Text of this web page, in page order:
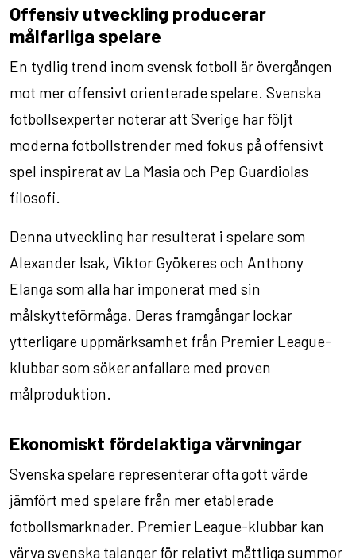
Offensiv utveckling producerar
målfarliga spelare
En tydlig trend inom svensk fotboll är övergången
mot mer offensivt orienterade spelare. Svenska
fotbollsexperter noterar att Sverige har följt
moderna fotbollstrender med fokus på offensivt
spel inspirerat av La Masia och Pep Guardiolas
filosofi.
Denna utveckling har resulterat i spelare som
Alexander Isak, Viktor Gyökeres och Anthony
Elanga som alla har imponerat med sin
målskytteförmåga. Deras framgångar lockar
ytterligare uppmärksamhet från Premier League-
klubbar som söker anfallare med proven
målproduktion.
Ekonomiskt fördelaktiga värvningar
Svenska spelare representerar ofta gott värde
jämfört med spelare från mer etablerade
fotbollsmarknader. Premier League-klubbar kan
värva svenska talanger för relativt måttliga summor